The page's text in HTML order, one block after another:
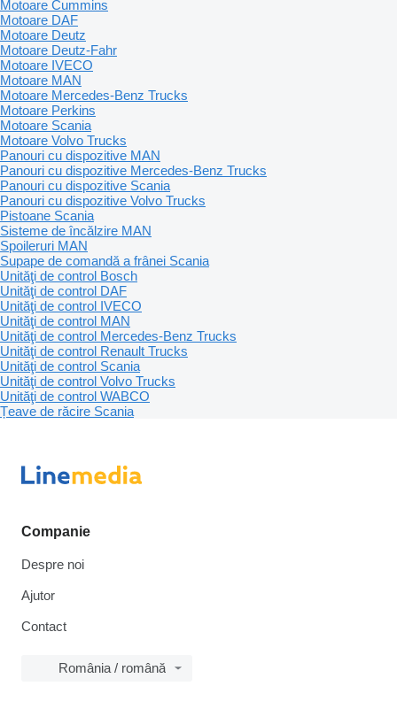
Motoare Cummins
Motoare DAF
Motoare Deutz
Motoare Deutz-Fahr
Motoare IVECO
Motoare MAN
Motoare Mercedes-Benz Trucks
Motoare Perkins
Motoare Scania
Motoare Volvo Trucks
Panouri cu dispozitive MAN
Panouri cu dispozitive Mercedes-Benz Trucks
Panouri cu dispozitive Scania
Panouri cu dispozitive Volvo Trucks
Pistoane Scania
Sisteme de încălzire MAN
Spoileruri MAN
Supape de comandă a frânei Scania
Unităţi de control Bosch
Unităţi de control DAF
Unităţi de control IVECO
Unităţi de control MAN
Unităţi de control Mercedes-Benz Trucks
Unităţi de control Renault Trucks
Unităţi de control Scania
Unităţi de control Volvo Trucks
Unităţi de control WABCO
Țeave de răcire Scania
Companie
Despre noi
Ajutor
Contact
România / română